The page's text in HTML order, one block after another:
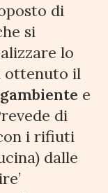
di
si
lo
ottenuto il
e
di
i rifiuti
dalle